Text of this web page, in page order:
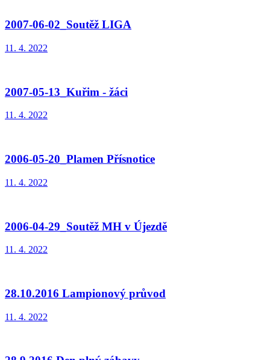
2007-06-02_Soutěž LIGA
11. 4. 2022
2007-05-13_Kuřim - žáci
11. 4. 2022
2006-05-20_Plamen Přísnotice
11. 4. 2022
2006-04-29_Soutěž MH v Újezdě
11. 4. 2022
28.10.2016 Lampionový průvod
11. 4. 2022